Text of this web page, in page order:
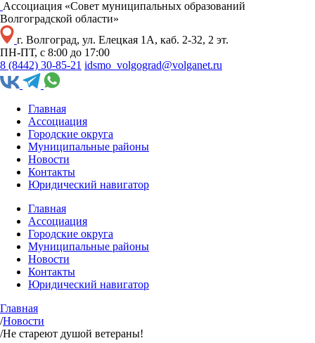
Ассоциация «Совет муниципальных образований
Волгоградской области»
г. Волгоград, ул. Елецкая 1А, каб. 2-32, 2 эт.
ПН-ПТ, с 8:00 до 17:00
8 (8442) 30-85-21 idsmo_volgograd@volganet.ru
Главная
Ассоциация
Городские округа
Муниципальные районы
Новости
Контакты
Юридический навигатор
Главная
Ассоциация
Городские округа
Муниципальные районы
Новости
Контакты
Юридический навигатор
Главная
/Новости
/Не стареют душой ветераны!